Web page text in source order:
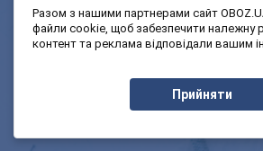
Моя школа Авто
Разом з нашими партнерами сайт
файли cookie, щоб забезпечити належну
контент та реклама відповідали вашим
Прийняти